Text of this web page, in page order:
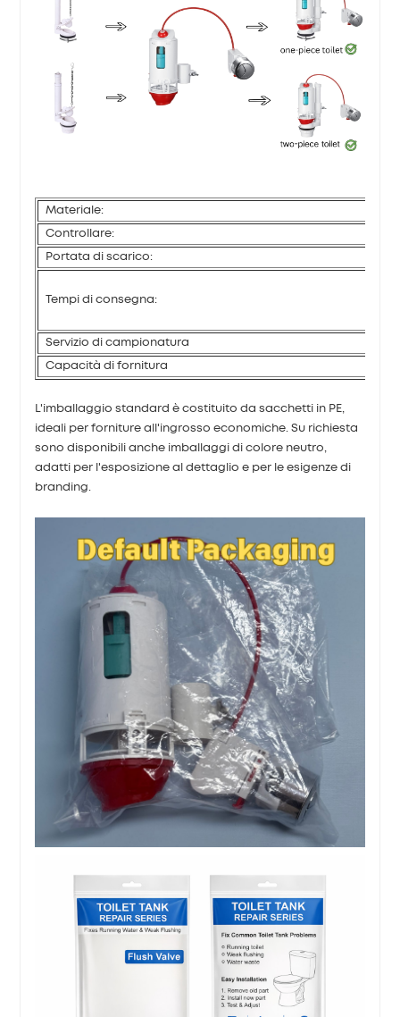
Materiale:
Controllare:
Portata di scarico:
Tempi di consegna:
Servizio di campionatura
Capacità di fornitura
L'imballaggio standard è costituito da sacchetti in PE,
ideali per forniture all'ingrosso economiche. Su richiesta
sono disponibili anche imballaggi di colore neutro,
adatti per l'esposizione al dettaglio e per le esigenze di
branding.